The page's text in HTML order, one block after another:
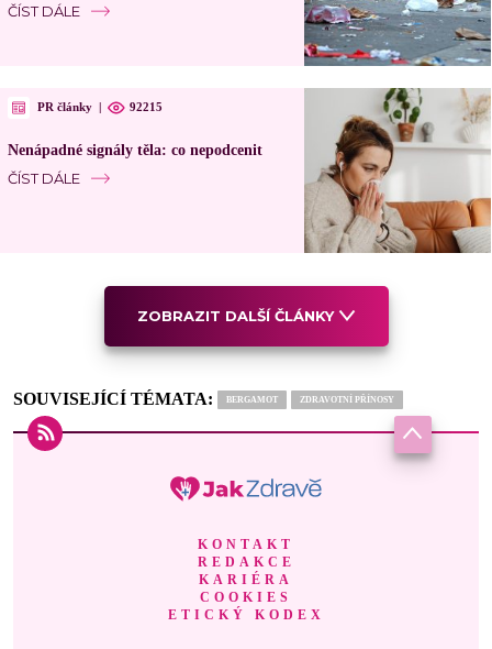
ČÍST DÁLE
PR články 92215
Nenápadné signály těla: co nepodcenit
ČÍST DÁLE
ZOBRAZIT DALŠÍ ČLÁNKY
SOUVISEJÍCÍ TÉMATA: BERGAMOT ZDRAVOTNÍ PŘÍNOSY
KONTAKT
REDAKCE
KARIÉRA
COOKIES
ETICKÝ KODEX